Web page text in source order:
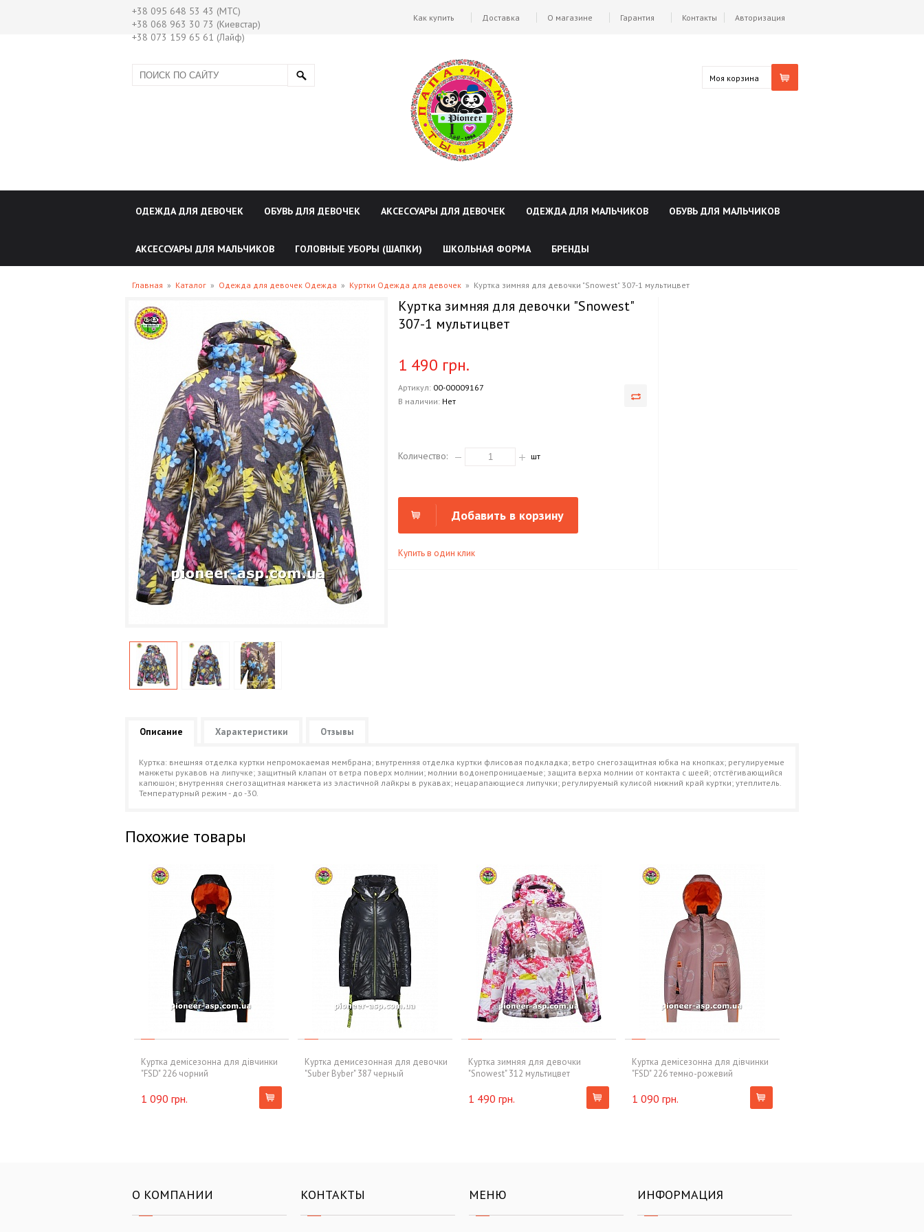
+38 095 648 53 43 (МТС)
+38 068 963 30 73 (Киевстар)
+38 073 159 65 61 (Лайф)
Авторизация
Как купить Доставка О магазине Гарантия Контакты
Моя корзина
ОДЕЖДА ДЛЯ ДЕВОЧЕК ОБУВЬ ДЛЯ ДЕВОЧЕК АКСЕССУАРЫ ДЛЯ ДЕВОЧЕК ОДЕЖДА ДЛЯ МАЛЬЧИКОВ ОБУВЬ ДЛЯ МАЛЬЧИКОВ
АКСЕССУАРЫ ДЛЯ МАЛЬЧИКОВ ГОЛОВНЫЕ УБОРЫ (ШАПКИ) ШКОЛЬНАЯ ФОРМА БРЕНДЫ
Главная » Каталог » Одежда для девочек Одежда » Куртки Одежда для девочек » Куртка зимняя для девочки "Snowest" 307-1 мультицвет
Куртка зимняя для девочки "Snowest"
307-1 мультицвет
1 490 грн.
Артикул: 00-00009167
В наличии: Нет
Количество: шт
Добавить в корзину
Купить в один клик
Описание Характеристики Отзывы
Куртка: внешняя отделка куртки непромокаемая мембрана; внутренняя отделка куртки флисовая подкладка; ветро снегозащитная юбка на кнопках; регулируемые
манжеты рукавов на липучке; защитный клапан от ветра поверх молнии; молнии водонепроницаемые; защита верха молнии от контакта с шеей; отстёгивающийся
капюшон; внутренняя снегозащитная манжета из эластичной лайкры в рукавах; нецарапающиеся липучки; регулируемый кулисой нижний край куртки; утеплитель.
Температурный режим - до -30.
Похожие товары
Куртка демісезонна для дівчинки
"FSD" 226 чорний
1 090 грн.
Куртка демисезонная для девочки
"Suber Byber" 387 черный
Куртка зимняя для девочки
"Snowest" 312 мультицвет
1 490 грн.
Куртка демісезонна для дівчинки
"FSD" 226 темно-рожевий
1 090 грн.
О КОМПАНИИ КОНТАКТЫ МЕНЮ ИНФОРМАЦИЯ